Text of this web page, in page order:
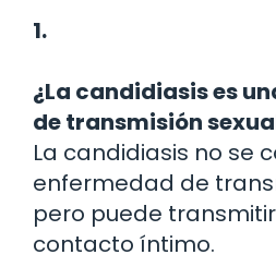
1.
¿La candidiasis es
de transmisión
La candidiasis no se
enfermedad de
pero puede
contacto íntimo.